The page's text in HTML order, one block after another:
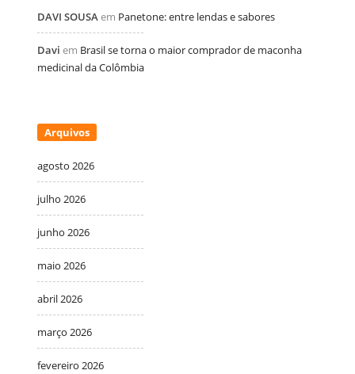
DAVI SOUSAem Panetone: entre lendas e sabores
Davi em Brasil se torna o maior comprador de maconha
medicinal da Colômbia
Arquivos
agosto 2026
julho 2026
junho 2026
maio 2026
abril 2026
março 2026
fevereiro 2026